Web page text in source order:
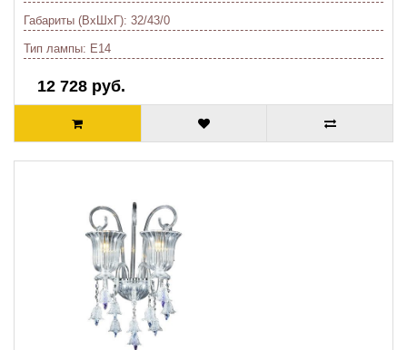
Габариты (ВхШхГ): 32/43/0
Тип лампы: E14
12 728 руб.